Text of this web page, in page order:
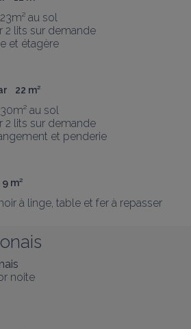
au sol
2 lits sur demande
et étagère
22 m²
au sol
2 lits sur demande
et penderie
9 m²
à linge, table et fer à repasser
noite